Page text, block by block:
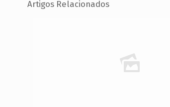
Artigos Relacionados